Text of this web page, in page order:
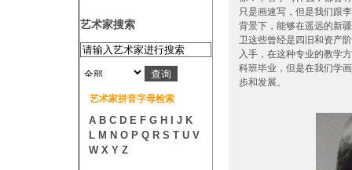
艺术家搜索
艺术家拼音字母检索
A B C D E F G H J K
L M N O P Q R S T U V
W X Y Z
只是画速写，但是我们跟
背景下，能够在遥远的新
卫这些曾经是四旧和资产
入手，在这种专业的教学
科班毕业，但是在我们学
步和发展。